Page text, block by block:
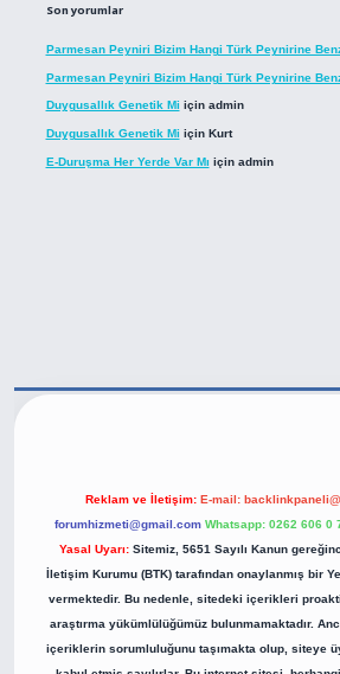
Son yorumlar
Parmesan Peyniri Bizim Hangi Türk Peynirine
Parmesan Peyniri Bizim Hangi Türk Peynirine
Duygusallık Genetik Mi için admin
Duygusallık Genetik Mi için Kurt
E-Duruşma Her Yerde Var Mı için admin
Reklam ve İletişim: E-mail:
forumhizmeti@gmail.com Whatsapp: 0262 606 0
Yasal Uyarı: Sitemiz, 5651 Sayılı Kanun
İletişim Kurumu (BTK) tarafından onaylanmış bir
vermektedir. Bu nedenle, sitedeki içerikleri
araştırma yükümlülüğümüz bulunmamaktadır.
içeriklerin sorumluluğunu taşımakta olup, siteye